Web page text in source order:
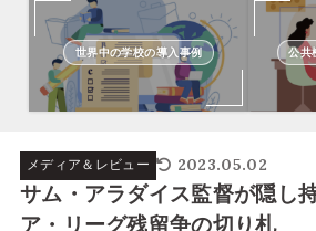
世界中の学校の導入事例 公共
メディア＆レビュー 2023.05.02
サム・アラダイス監督が隠し
ア・リーグ残留争の切り札